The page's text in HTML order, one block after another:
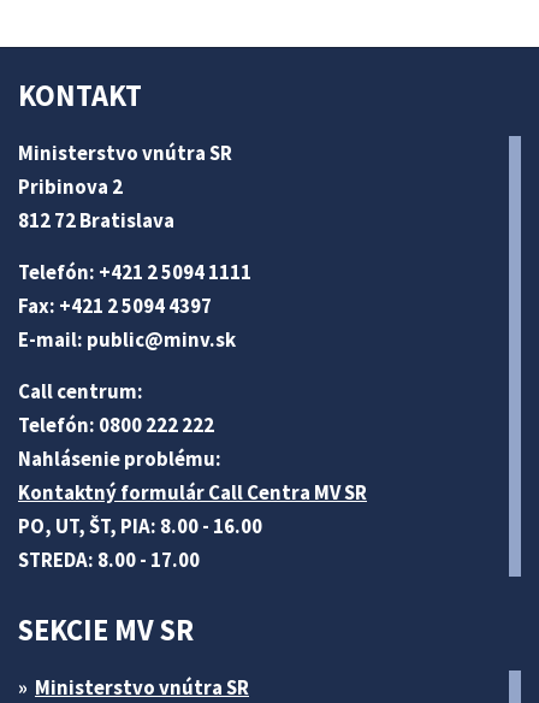
KONTAKT
Ministerstvo vnútra SR
Pribinova 2
812 72 Bratislava
Telefón: +421 2 5094 1111
Fax: +421 2 5094 4397
E-mail: public@minv.sk
Call centrum:
Telefón: 0800 222 222
Nahlásenie problému:
Kontaktný formulár Call Centra MV SR
PO, UT, ŠT, PIA: 8.00 - 16.00
STREDA: 8.00 - 17.00
SEKCIE MV SR
Ministerstvo vnútra SR